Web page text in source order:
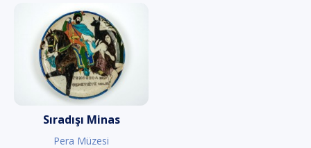
Sıradışı Minas
Pera Müzesi